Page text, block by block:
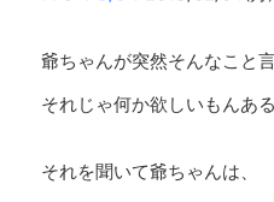
爺ちゃんが突然そんなこと
それじゃ何か欲しいもんあ
それを聞いて爺ちゃんは、